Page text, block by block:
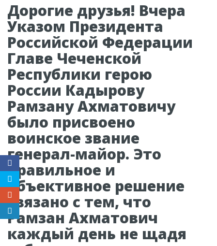
Дорогие друзья! Вчера
Указом Президента
Российской Федерации
Главе Чеченской
Республики герою
России Кадырову
Рамзану Ахматовичу
было присвоено
воинское звание
генерал-майор. Это
правильное и
объективное решение
связано с тем, что
Рамзан Ахматович
каждый день не щадя